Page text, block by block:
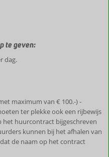
te geven:
dag.
maximum van € 100.-) -
ter plekke ook een rijbewijs
huurcontract bijgeschreven
kunnen bij het afhalen van
de naam op het contract